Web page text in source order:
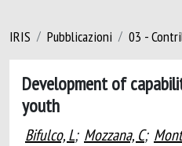
IRIS Pubblicazioni 03 -
Development of
youth
Bifulco, L; Mozzana, C;